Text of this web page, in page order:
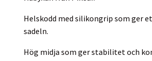
Helskodd med silikongrip som ger
sadeln.
Hög midja som ger stabilitet och